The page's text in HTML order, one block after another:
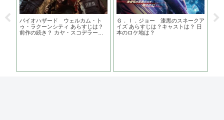
フ
バイオハザード ウェルカム・ト
ゥ・ラクーンシティ あらすじは？
前作の続き？ カヤ・スコデラーリ
Ｇ．Ｉ．ジョー 漆黒のスネークア
イズ あらすじは？キャストは？ 日
本のロケ地は？
危